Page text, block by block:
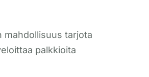
mahdollisuus tarjota
palkkioita